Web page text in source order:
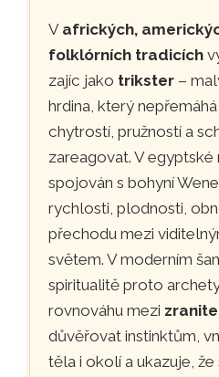
V afrických,
folklórních tradicích
zajíc jako trikster –
hrdina, který
chytrostí, pružností a
zareagovat. V
spojován s bohyní
rychlosti, plodnosti,
přechodu mezi
světem. V moderním
spiritualitě proto
rovnováhu mezi
důvěřovat instinktům,
těla i okolí a ukazuje, že